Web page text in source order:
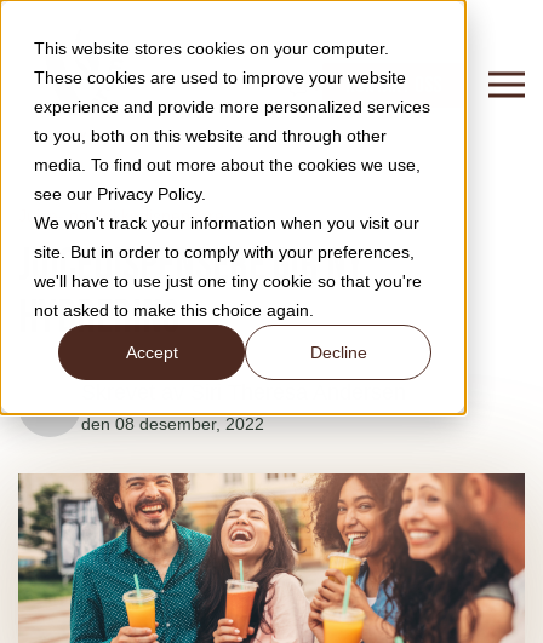
This website stores cookies on your computer.
These cookies are used to improve your website
experience and provide more personalized services
to you, both on this website and through other
media. To find out more about the cookies we use,
see our Privacy Policy.
We won't track your information when you visit our
site. But in order to comply with your preferences,
we'll have to use just one tiny cookie so that you're
not asked to make this choice again.
Accept Decline
KONTAKT OSS
Juice- og drikkedispensere
Juicedispensere gir ny
hydrering
den 08 desember, 2022